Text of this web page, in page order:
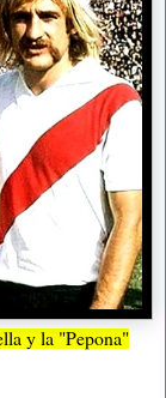
y la "Pepona"